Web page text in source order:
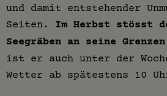
und damit entstehender
Seiten. Im Herbst stösst
Seegräben an seine Grenzen
ist er auch unter der
Wetter ab spätestens 10